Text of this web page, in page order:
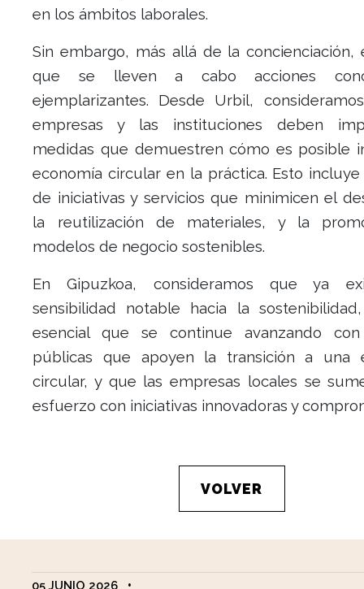
en los ámbitos laborales.
Sin embargo, más allá de la concienciación,
que se lleven a cabo acciones
ejemplarizantes. Desde Urbil,
empresas y las instituciones deben
medidas que demuestren cómo es posible
economía circular en la práctica. Esto
de iniciativas y servicios que minimicen el
la reutilización de materiales, y la
modelos de negocio sostenibles.
En Gipuzkoa, consideramos que ya
sensibilidad notable hacia la
esencial que se continue avanzando
públicas que apoyen la transición a una
circular, y que las empresas locales se
esfuerzo con iniciativas innovadoras y
VOLVER
05 JUNIO 2026 •